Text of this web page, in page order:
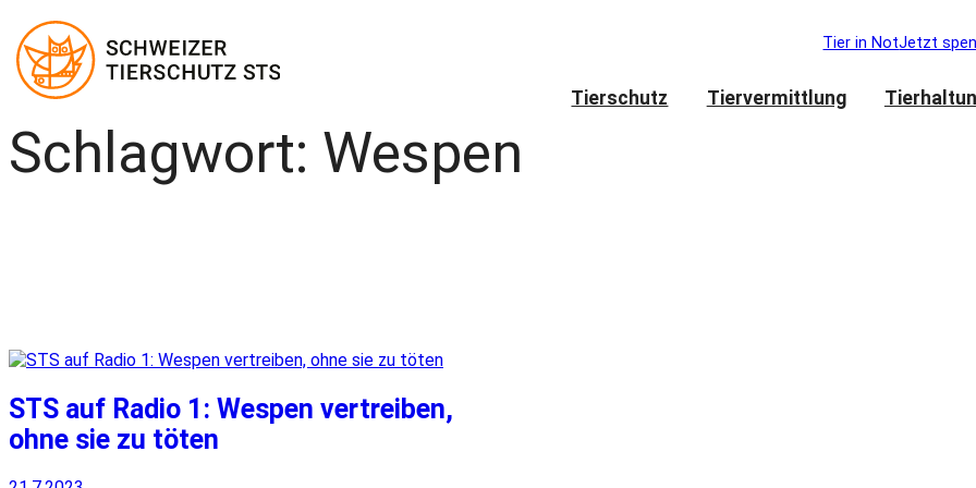
Zum
Inhalt
springen
Tier in NotJetzt
Tierschutz Tiervermittlung
Schlagwort: Wespen
STS auf Radio 1: Wespen vertreiben,
ohne sie zu töten